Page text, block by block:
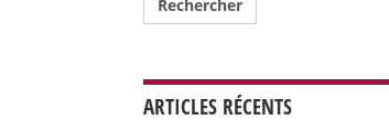
ARTICLES RÉCENTS